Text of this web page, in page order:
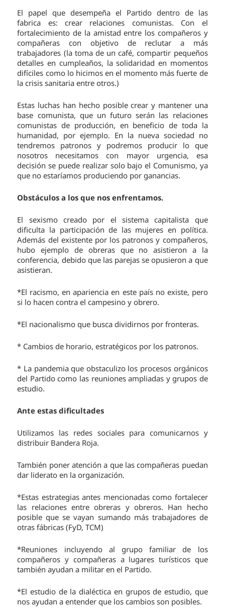
El papel que desempeña el Partido dentro de las
fabrica es: crear relaciones comunistas. Con el
fortalecimiento de la amistad entre los compañeros y
compañeras con objetivo de reclutar a más
trabajadores (la toma de un café, compartir pequeños
detalles en cumpleaños, la solidaridad en momentos
difíciles como lo hicimos en el momento más fuerte de
la crisis sanitaria entre otros.)
Estas luchas han hecho posible crear y mantener una
base comunista, que un futuro serán las relaciones
comunistas de producción, en beneficio de toda la
humanidad, por ejemplo. En la nueva sociedad no
tendremos patronos y podremos producir lo que
nosotros necesitamos con mayor urgencia, esa
decisión se puede realizar solo bajo el Comunismo, ya
que no estaríamos produciendo por ganancias.
Obstáculos a los que nos enfrentamos.
El sexismo creado por el sistema capitalista que
dificulta la participación de las mujeres en política.
Además del existente por los patronos y compañeros,
hubo ejemplo de obreras que no asistieron a la
conferencia, debido que las parejas se opusieron a que
asistieran.
*El racismo, en apariencia en este país no existe, pero
si lo hacen contra el campesino y obrero.
*El nacionalismo que busca dividirnos por fronteras.
* Cambios de horario, estratégicos por los patronos.
* La pandemia que obstaculizo los procesos orgánicos
del Partido como las reuniones ampliadas y grupos de
estudio.
Ante estas dificultades
Utilizamos las redes sociales para comunicarnos y
distribuir Bandera Roja.
También poner atención a que las compañeras puedan
dar liderato en la organización.
*Estas estrategias antes mencionadas como fortalecer
las relaciones entre obreras y obreros. Han hecho
posible que se vayan sumando más trabajadores de
otras fábricas (FyD, TCM)
*Reuniones incluyendo al grupo familiar de los
compañeros y compañeras a lugares turísticos que
también ayudan a militar en el Partido.
*El estudio de la dialéctica en grupos de estudio, que
nos ayudan a entender que los cambios son posibles.